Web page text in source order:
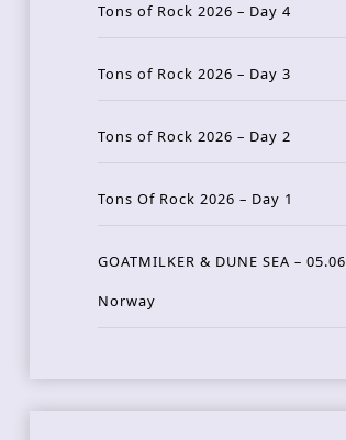
Tons of Rock 2026 – Day 4
Tons of Rock 2026 – Day 3
Tons of Rock 2026 – Day 2
Tons Of Rock 2026 – Day 1
GOATMILKER & DUNE SEA –
Norway